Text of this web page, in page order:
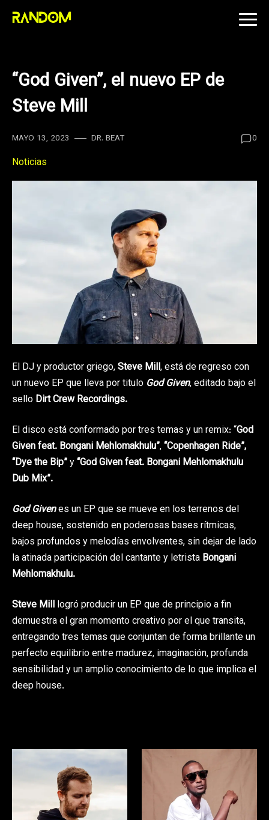
Skip
“God Given”, el nuevo EP de
Steve Mill
MAYO 13, 2023 DR. BEAT 0
Noticias
El DJ y productor griego,Steve Mill, está de regreso con
un nuevo EP que lleva por titulo God Given, editado bajo el
sello Dirt Crew Recordings.
El disco está conformado por tres temas y un remix: “God
Given feat. Bongani Mehlomakhulu”,“Copenhagen Ride”,
“Dye the Bip”y“God Given feat. Bongani Mehlomakhulu
Dub Mix”.
God Givenes un EP que se mueve en los terrenos del
deep house, sostenido en poderosas bases rítmicas,
bajos profundos y melodías envolventes, sin dejar de lado
la atinada participación del cantante y letrista Bongani
Mehlomakhulu.
Steve Mill logró producir un EP que de principio a fin
demuestra el gran momento creativo por el que transita,
entregando tres temas que conjuntan de forma brillante un
perfecto equilibrio entre madurez, imaginación, profunda
sensibilidad y un amplio conocimiento de lo que implica el
deep house.